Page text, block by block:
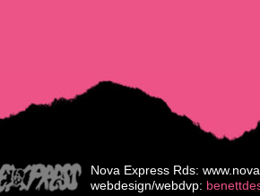
Nova Express Rds:
webdesign/webdvp: